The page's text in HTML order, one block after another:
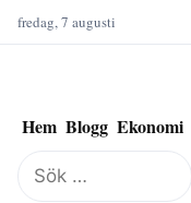
fredag, 7 augusti
Hem Blogg Ekonomi
Sök
efter: